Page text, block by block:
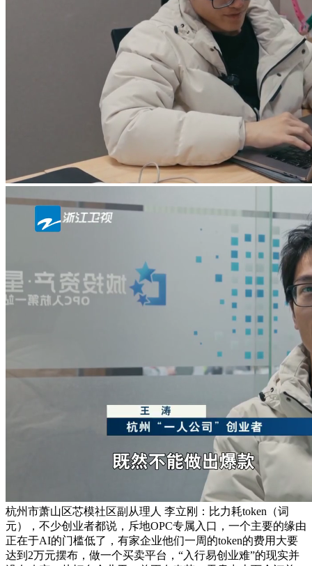
杭州市萧山区芯模社区副从理人 李立刚：比力耗token（词
元），不少创业者都说，斥地OPC专属入口，一个主要的缘由
正在于AI的门槛低了，有家企业他们一周的token的费用大要
达到2万元摆布，做一个买卖平台，“入行易创业难”的现实并